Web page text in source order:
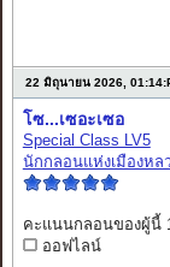
22 มิถุนายน 2026,
โซ...เซอะเซอ
Special Class LV5
นักกลอนแห่งเมืองหล
คะแนนกลอนของผู้นี้
ออฟไลน์